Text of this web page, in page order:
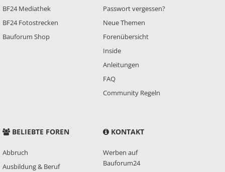
BF24 Mediathek
BF24 Fotostrecken
Bauforum Shop
Passwort vergessen?
Neue Themen
Forenübersicht
Inside
Anleitungen
FAQ
Community Regeln
BELIEBTE FOREN
Abbruch
Ausbildung & Beruf
KONTAKT
Werben auf
Bauforum24